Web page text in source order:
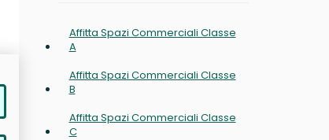
Affitta Spazi Commerciali Classe
A
Affitta Spazi Commerciali Classe
B
Affitta Spazi Commerciali Classe
C